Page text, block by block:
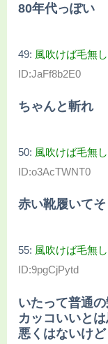
80年代っぽい
49: 風吹けば毛無し
ID:JaFf8b2E0
ちゃんと斬れ
50: 風吹けば毛無し
ID:o3AcTWNT0
赤い靴履いてそ
55: 風吹けば毛無し
ID:9pgCjPytd
いたって普通
カッコいいと
悪くはないけど